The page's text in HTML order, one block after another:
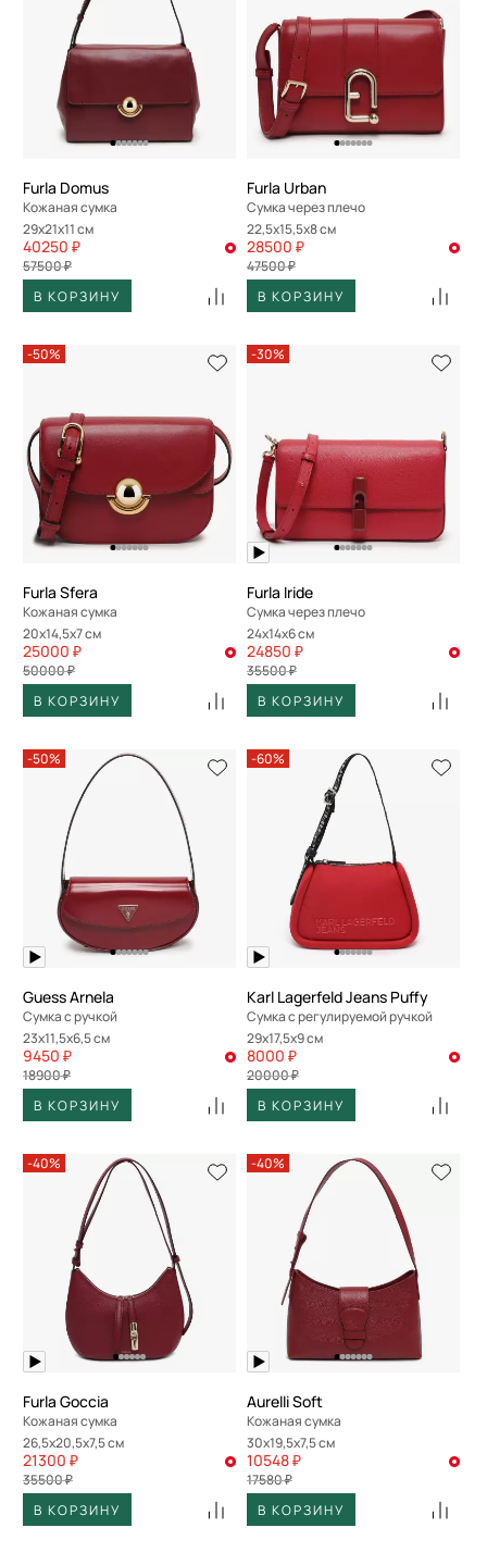
Furla Domus
Кожаная сумка
29x21x11 см
40250 ₽
57500 ₽
В КОРЗИНУ
Furla Urban
Сумка через плечо
22,5x15,5x8 см
28500 ₽
47500 ₽
В КОРЗИНУ
-50%
Furla Sfera
Кожаная сумка
20x14,5x7 см
25000 ₽
50000 ₽
В КОРЗИНУ
-30%
Furla Iride
Сумка через плечо
24x14x6 см
24850 ₽
35500 ₽
В КОРЗИНУ
-50%
Guess Arnela
Сумка с ручкой
23x11,5x6,5 см
9450 ₽
18900 ₽
В КОРЗИНУ
-60%
Karl Lagerfeld Jeans Puffy
Сумка с регулируемой ручкой
29x17,5x9 см
8000 ₽
20000 ₽
В КОРЗИНУ
-40%
Furla Goccia
Кожаная сумка
26,5x20,5x7,5 см
21300 ₽
35500 ₽
В КОРЗИНУ
-40%
Aurelli Soft
Кожаная сумка
30x19,5x7,5 см
10548 ₽
17580 ₽
В КОРЗИНУ